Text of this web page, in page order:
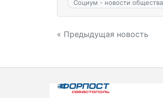
Социум - новости общества
Навигация
записям
« Предыдущая новость